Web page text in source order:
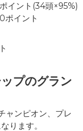
イント(34頭×95%)
ポイント
プのグラン
ャンピオン、プレ
ります。